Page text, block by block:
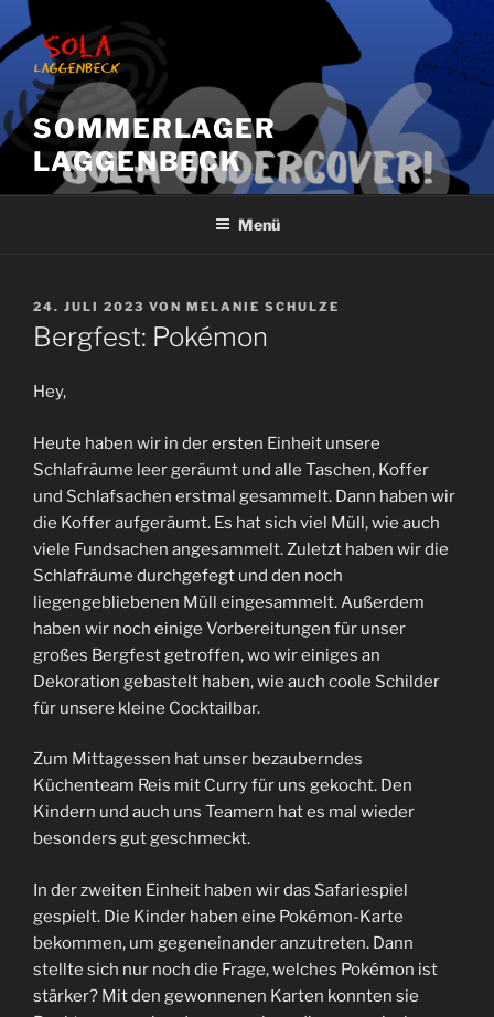
Zum
Inhalt
springen
SOMMERLAGER
LAGGENBECK
Menü
VERÖFFENTLICHT
AM
24. JULI 2023 VON MELANIE SCHULZE
Bergfest: Pokémon
Hey,
Heute haben wir in der ersten Einheit unsere
Schlafräume leer geräumt und alle Taschen, Koffer
und Schlafsachen erstmal gesammelt. Dann haben wir
die Koffer aufgeräumt. Es hat sich viel Müll, wie auch
viele Fundsachen angesammelt. Zuletzt haben wir die
Schlafräume durchgefegt und den noch
liegengebliebenen Müll eingesammelt. Außerdem
haben wir noch einige Vorbereitungen für unser
großes Bergfest getroffen, wo wir einiges an
Dekoration gebastelt haben, wie auch coole Schilder
für unsere kleine Cocktailbar.
Zum Mittagessen hat unser bezauberndes
Küchenteam Reis mit Curry für uns gekocht. Den
Kindern und auch uns Teamern hat es mal wieder
besonders gut geschmeckt.
In der zweiten Einheit haben wir das Safariespiel
gespielt. Die Kinder haben eine Pokémon-Karte
bekommen, um gegeneinander anzutreten. Dann
stellte sich nur noch die Frage, welches Pokémon ist
stärker? Mit den gewonnenen Karten konnten sie